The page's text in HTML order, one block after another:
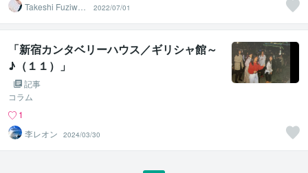
Takeshi Fuziwar
2022/07/01
「新宿カンタベリーハウス／ギリシャ館～
♪（１１）」
記事
コラム
1
李レオン
2024/03/30